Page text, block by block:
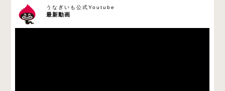
最新動画
うなぎいも公式Youtube